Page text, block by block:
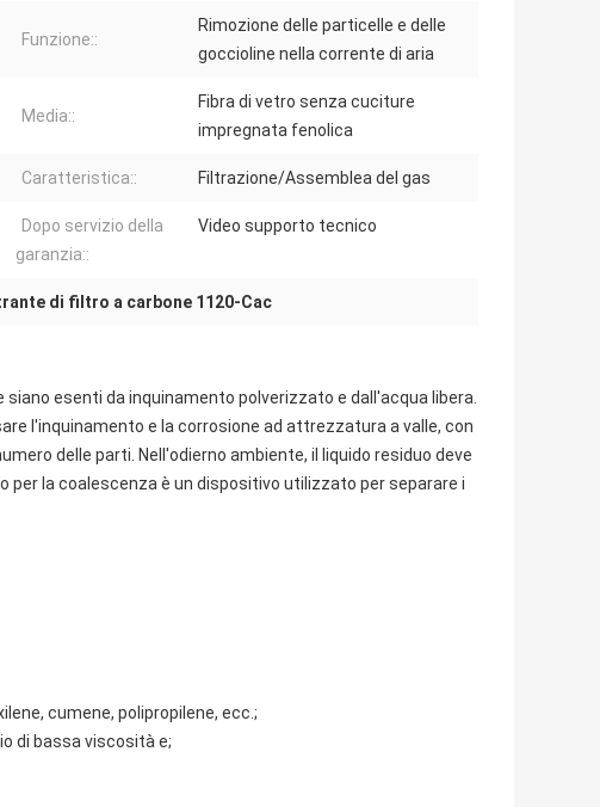
Funzione::
Rimozione delle particelle e delle
goccioline nella corrente di aria
Media::
Fibra di vetro senza cuciture
impregnata fenolica
Caratteristica:: Filtrazione/Assemblea del gas
Dopo servizio della
garanzia::
Video supporto tecnico
di filtro a carbone 1120-Cac
esenti da inquinamento polverizzato e dall'acqua libera.
l'inquinamento e la corrosione ad attrezzatura a valle, con
delle parti. Nell'odierno ambiente, il liquido residuo deve
la coalescenza è un dispositivo utilizzato per separare i
cumene, polipropilene, ecc.;
di bassa viscosità e;